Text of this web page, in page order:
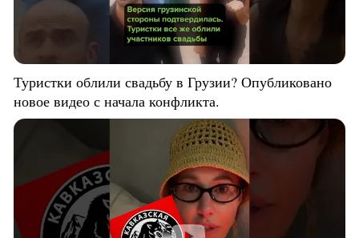
Туристки облили свадьбу в Грузии? Опубликовано
новое видео с начала конфликта.